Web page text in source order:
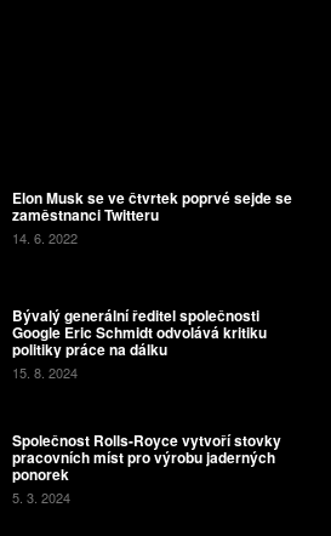
Elon Musk se ve čtvrtek poprvé sejde se
zaměstnanci Twitteru
14. 6. 2022
Bývalý generální ředitel společnosti
Google Eric Schmidt odvolává kritiku
politiky práce na dálku
15. 8. 2024
Společnost Rolls-Royce vytvoří stovky
pracovních míst pro výrobu jaderných
ponorek
5. 3. 2024